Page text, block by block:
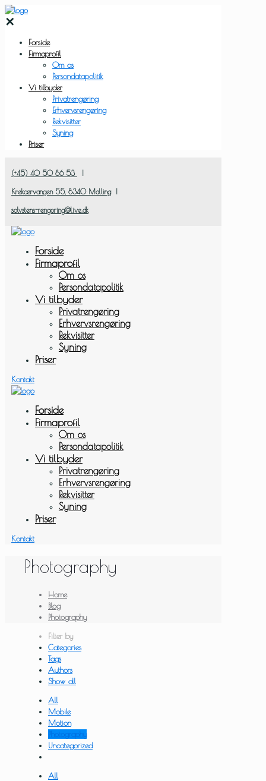
✕
Forside
Firmaprofil
Om os
Persondatapolitik
Vi tilbyder
Privatrengøring
Erhvervsrengøring
Rekvisitter
Syning
Priser
(+45) 40 50 86 53
Krekærvangen 55, ​8340 Malling|
solvstens-rengoring@live.dk
Forside
Firmaprofil
Om os
Persondatapolitik
Vi tilbyder
Privatrengøring
Erhvervsrengøring
Rekvisitter
Syning
Priser
Kontakt
Forside
Firmaprofil
Om os
Persondatapolitik
Vi tilbyder
Privatrengøring
Erhvervsrengøring
Rekvisitter
Syning
Priser
Kontakt
Photography
Home
Blog
Photography
Filter by
Categories
Tags
Authors
Show all
All
Mobile
Motion
Photography
Uncategorized
All